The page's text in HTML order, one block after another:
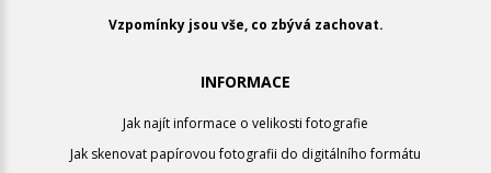
Vzpomínky jsou vše, co zbývá zachovat.
INFORMACE
Jak najít informace o velikosti fotografie
Jak skenovat papírovou fotografii do digitálního formátu